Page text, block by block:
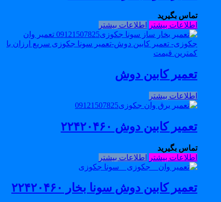
تماس بگیرید
اطلاعات بیشتر اطلاعات بیشتر
تعمیر کابین دوش
اطلاعات بیشتر
تعمیر کابین دوش ۲۲۴۲۰۴۶۰
تماس بگیرید
اطلاعات بیشتر اطلاعات بیشتر
تعمیر کابین دوش سونا بخار ۲۲۴۲۰۴۶۰